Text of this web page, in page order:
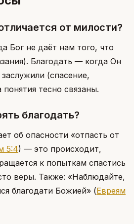
от милости?
Бог не даёт нам того, что
Благодать — когда Он
(спасение,
понятия тесно связаны.
благодать?
об опасности «отпасть от
5:4) — это происходит,
к попыткам спастись
веры. Также: «Наблюдайте,
благодати Божией» (Евреям